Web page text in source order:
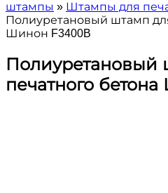
штампы » Штампы для
Полиуретановый штамп
Шинон F3400B
Полиуретановый
печатного